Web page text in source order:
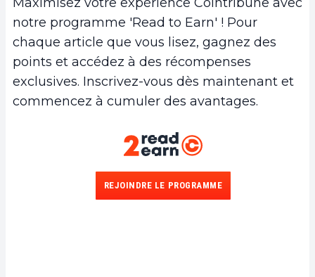
Maximisez votre expérience Cointribune avec
notre programme 'Read to Earn' ! Pour
chaque article que vous lisez, gagnez des
points et accédez à des récompenses
exclusives. Inscrivez-vous dès maintenant et
commencez à cumuler des avantages.
REJOINDRE LE PROGRAMME